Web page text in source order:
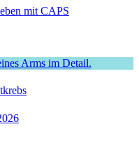
mit CAPS